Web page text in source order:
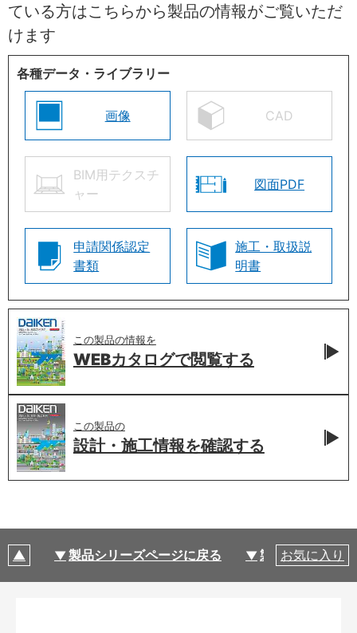
ている方はこちらから製品の情報がご覧いただ
けます
各種データ・ライブラリー
画像 CAD
BIM用テクスチ
ャー
図面PDF
申請関係認定
書類
施工・取扱説
明書
この製品の情報を
WEBカタログで閲覧する
この製品の
設計・施工情報を確認する
製品シリーズページに戻る 製品仕様
お気に入り